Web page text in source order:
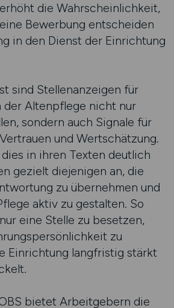
die Wahrscheinlichkeit,
Bewerbung entscheiden
in den Dienst der Einrichtung
sind Stellenanzeigen für
der Altenpflege nicht nur
sondern auch Signale für
und Wertschätzung.
in ihren Texten deutlich
gezielt diejenigen an, die
zu übernehmen und
aktiv zu gestalten. So
eine Stelle zu besetzen,
zu
Einrichtung langfristig stärkt
bietet Arbeitgebern die